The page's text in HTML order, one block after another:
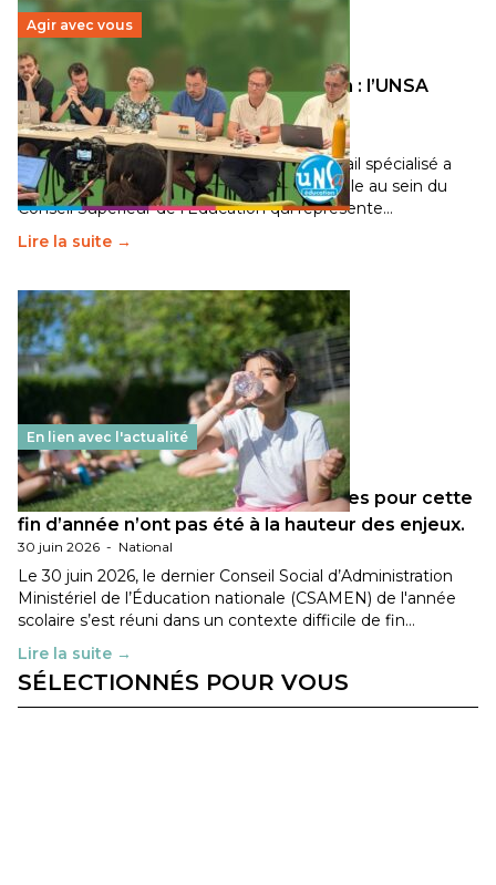
Agir avec vous
Transition écologique de l’éducation : l’UNSA
Éducation fait bouger les lignes
30 juin 2026-National
Pendant plusieurs mois, un groupe de travail spécialisé a
travaillé sur la transition écologique de l’Ecole au sein du
Conseil Supérieur de l’Éducation qui représente…
Lire la suite →
En lien avec l'actualité
Les décisions ministérielles attendues pour cette
fin d’année n’ont pas été à la hauteur des enjeux.
30 juin 2026 - National
Le 30 juin 2026, le dernier Conseil Social d’Administration
Ministériel de l’Éducation nationale (CSAMEN) de l'année
scolaire s’est réuni dans un contexte difficile de fin…
Lire la suite →
SÉLECTIONNÉS POUR VOUS